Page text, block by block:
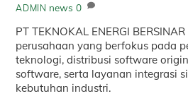
ADMIN news 0
PT TEKNOKAL ENERGI
perusahaan yang berfokus pada
teknologi, distribusi software
software, serta layanan integrasi
kebutuhan industri.